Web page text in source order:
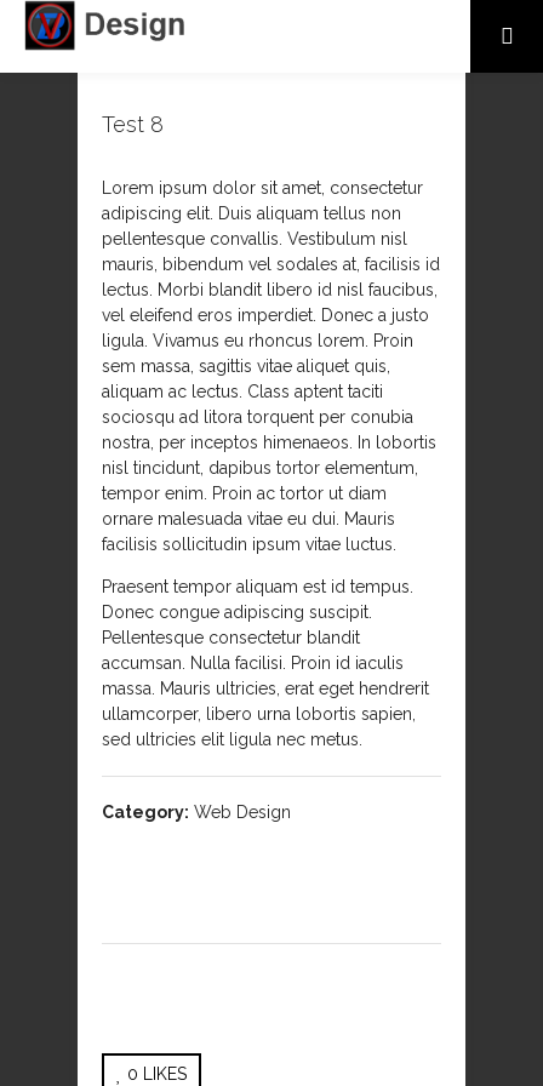
Test 8
Lorem ipsum dolor sit amet, consectetur
adipiscing elit. Duis aliquam tellus non
pellentesque convallis. Vestibulum nisl
mauris, bibendum vel sodales at, facilisis id
lectus. Morbi blandit libero id nisl faucibus,
vel eleifend eros imperdiet. Donec a justo
ligula. Vivamus eu rhoncus lorem. Proin
sem massa, sagittis vitae aliquet quis,
aliquam ac lectus. Class aptent taciti
sociosqu ad litora torquent per conubia
nostra, per inceptos himenaeos. In lobortis
nisl tincidunt, dapibus tortor elementum,
tempor enim. Proin ac tortor ut diam
ornare malesuada vitae eu dui. Mauris
facilisis sollicitudin ipsum vitae luctus.
Praesent tempor aliquam est id tempus.
Donec congue adipiscing suscipit.
Pellentesque consectetur blandit
accumsan. Nulla facilisi. Proin id iaculis
massa. Mauris ultricies, erat eget hendrerit
ullamcorper, libero urna lobortis sapien,
sed ultricies elit ligula nec metus.
Category: Web Design
0 LIKES